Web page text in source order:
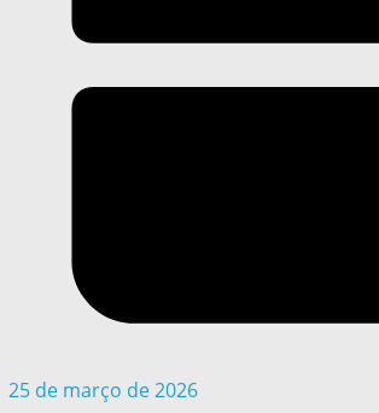
25 de março de 2026